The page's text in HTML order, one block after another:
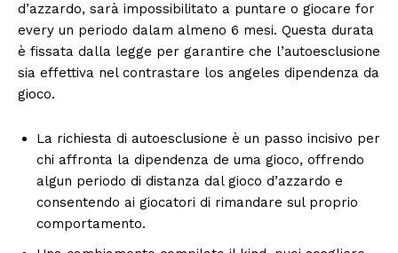
d’azzardo, sarà impossibilitato a puntare o giocare for
every un periodo dalam almeno 6 mesi. Questa durata
è fissata dalla legge per garantire che l’autoesclusione
sia effettiva nel contrastare los angeles dipendenza da
gioco.
La richiesta di autoesclusione è un passo incisivo per
chi affronta la dipendenza de uma gioco, offrendo
algun periodo di distanza dal gioco d’azzardo e
consentendo ai giocatori di rimandare sul proprio
comportamento.